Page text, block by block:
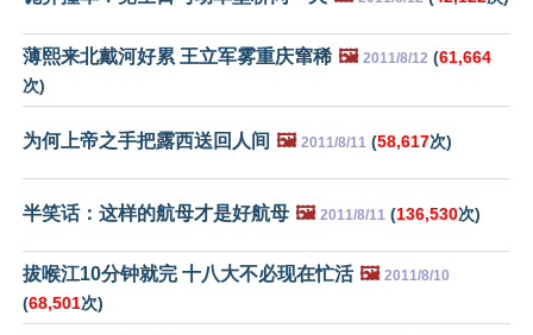
薄熙来北戴河好累 王立军雾重庆窜稀 🖼️ 2011/8/12 (61,664
次)
为何上帝之手把露西送回人间 🖼️ 2011/8/11 (58,617次)
半笑话：这样的航母才是好航母 🖼️ 2011/8/11 (136,530次)
拔喉江10分钟就完 十八大不必现在忙活 🖼️ 2011/8/10
(68,501次)